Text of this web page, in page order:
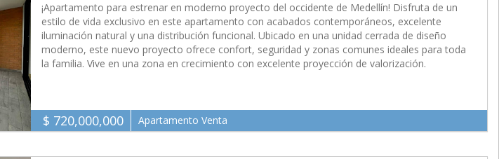
¡Apartamento para estrenar en moderno proyecto del occidente de Medellín! Disfruta de un
estilo de vida exclusivo en este apartamento con acabados contemporáneos, excelente
iluminación natural y una distribución funcional. Ubicado en una unidad cerrada de diseño
moderno, este nuevo proyecto ofrece confort, seguridad y zonas comunes ideales para toda
la familia. Vive en una zona en crecimiento con excelente proyección de valorización.
$ 720,000,000 Apartamento Venta